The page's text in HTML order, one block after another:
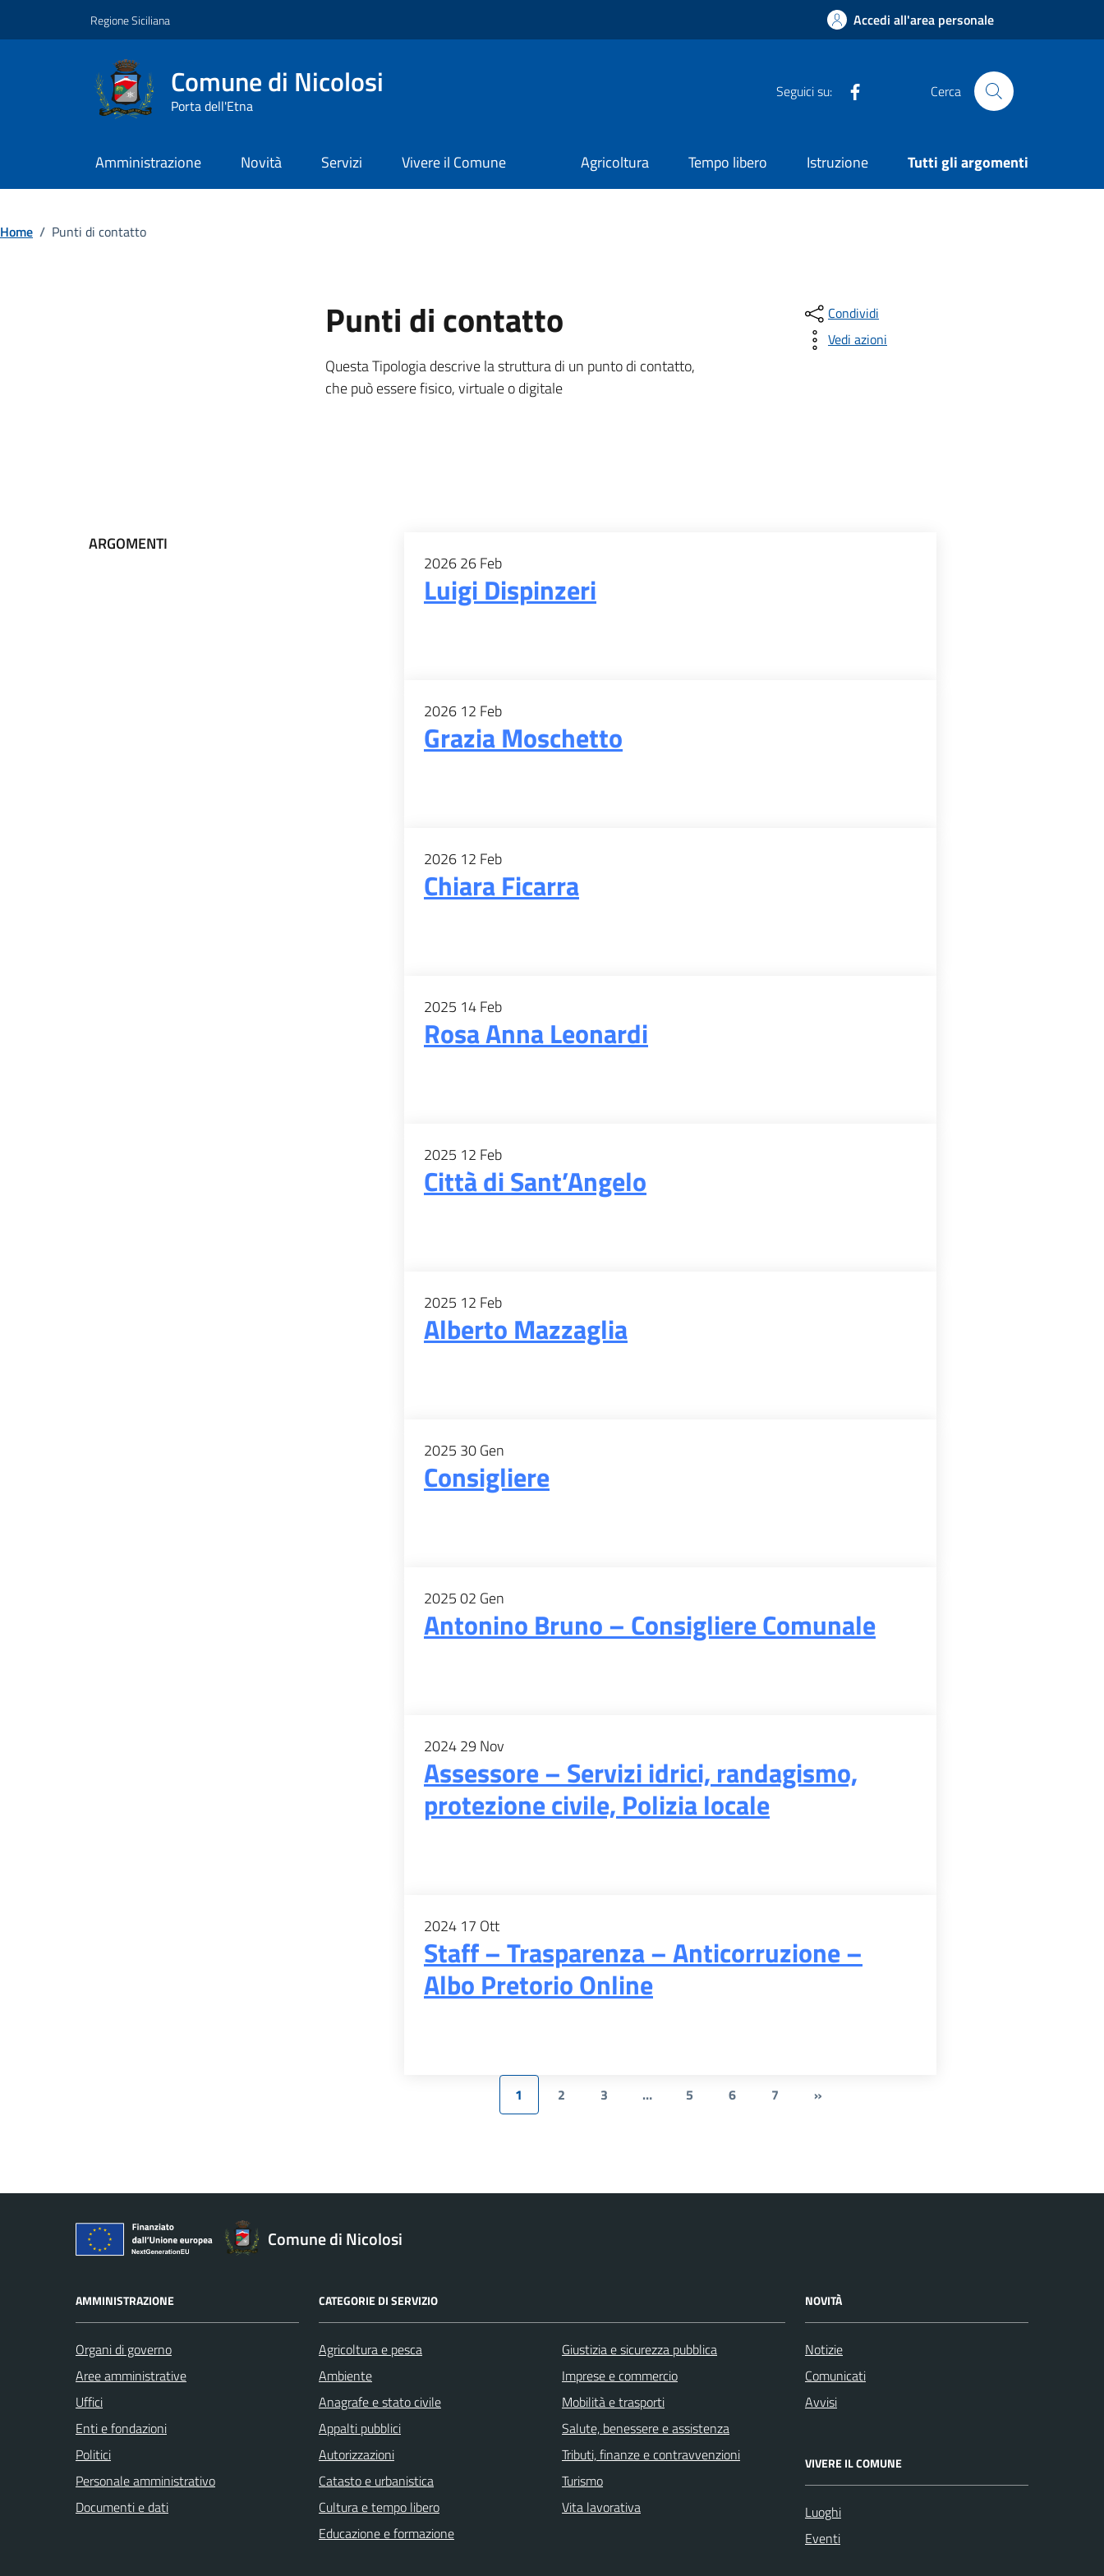
Regione Siciliana Accedi all'area personale
Comune di Nicolosi
Porta dell'Etna
Seguici su: Gruppo Consiliare Comune di Nicolosi
Cerca
Amministrazione Novità Servizi Vivere il Comune Agricoltura Tempo libero Istruzione Tutti gli argomenti
Home / Punti di contatto
Punti di contatto
Questa Tipologia descrive la struttura di un punto di contatto,
che può essere fisico, virtuale o digitale
Condividi
Vedi azioni
ARGOMENTI
202626Feb
Luigi Dispinzeri
2026 12 Feb
Grazia Moschetto
2026 12 Feb
Chiara Ficarra
2025 14Feb
Rosa Anna Leonardi
2025 12 Feb
Città di Sant’Angelo
2025 12 Feb
Alberto Mazzaglia
2025 30Gen
Consigliere
202502 Gen
Antonino Bruno – Consigliere Comunale
202429 Nov
Assessore – Servizi idrici, randagismo,
protezione civile, Polizia locale
2024 17 Ott
Staff – Trasparenza – Anticorruzione –
Albo Pretorio Online
1 2 3 … 5 6 7 »
Comune di Nicolosi
AMMINISTRAZIONE
Organi di governo
Aree amministrative
Uffici
Enti e fondazioni
Politici
Personale amministrativo
Documenti e dati
CATEGORIE DI SERVIZIO
Agricoltura e pesca
Ambiente
Anagrafe e stato civile
Appalti pubblici
Autorizzazioni
Catasto e urbanistica
Cultura e tempo libero
Educazione e formazione
Giustizia e sicurezza pubblica
Imprese e commercio
Mobilità e trasporti
Salute, benessere e assistenza
Tributi, finanze e contravvenzioni
Turismo
Vita lavorativa
NOVITÀ
Notizie
Comunicati
Avvisi
VIVERE IL COMUNE
Luoghi
Eventi